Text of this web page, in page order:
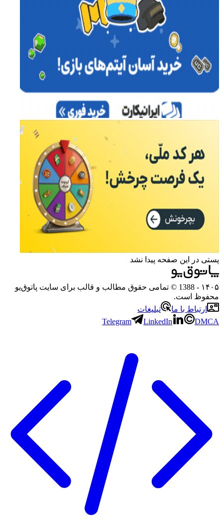
پستی در این صفحه پیدا نشد
۱۴۰۵
- 1388 © تمامی حقوق مطالب و قالب برای سایت پاتوق‌یو
محفوظ است.
ارتباط با ما
تبلیغات
Telegram
LinkedIn DMCA